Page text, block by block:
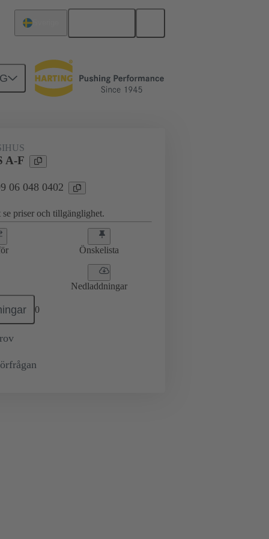
06 048 0402
A-F
06 048 0402
priser och tillgänglighet.
Önskelista
Nedladdningar
0